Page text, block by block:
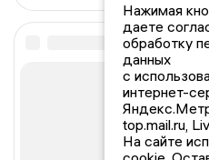
Нажимая
даете
обработку
данных
с
интернет-
top.mail.ru,
На сайте